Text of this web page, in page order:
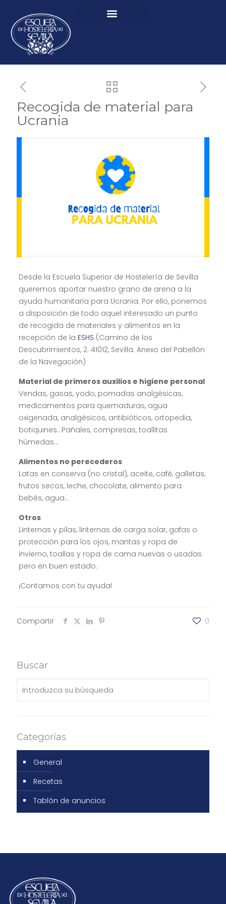
Recogida de material para
Ucrania
Desde la Escuela Superior de Hostelería de Sevilla
queremos aportar nuestro grano de arena a la
ayuda humanitaria para Ucrania. Por ello, ponemos
a disposición de todo aquel interesado un punto
de recogida de materiales y alimentos en la
recepción de la ESHS (Camino de los
Descubrimientos, 2. 41012, Sevilla. Anexo del Pabellón
de la Navegación)
Material de primeros auxilios e higiene personal
Vendas, gasas, yodo, pomadas analgésicas,
medicamentos para quemaduras, agua
oxigenada, analgésicos, antibióticos, ortopedia,
botiquines…Pañales, compresas, toallitas
húmedas…
Alimentos no perecederos
Latas en conserva (no cristal), aceite, café, galletas,
frutos secos, leche, chocolate, alimento para
bebés, agua…
Otros
Linternas y pilas, linternas de carga solar, gafas o
protección para los ojos, mantas y ropa de
invierno, toallas y ropa de cama nuevas o usadas
pero en buen estado.
¡Contamos con tu ayuda!
Compartir 0
Buscar
Categorías
General
Recetas
Tablón de anuncios